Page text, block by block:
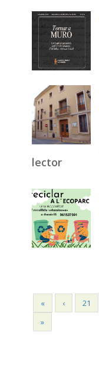
lector
« ‹ 21
»